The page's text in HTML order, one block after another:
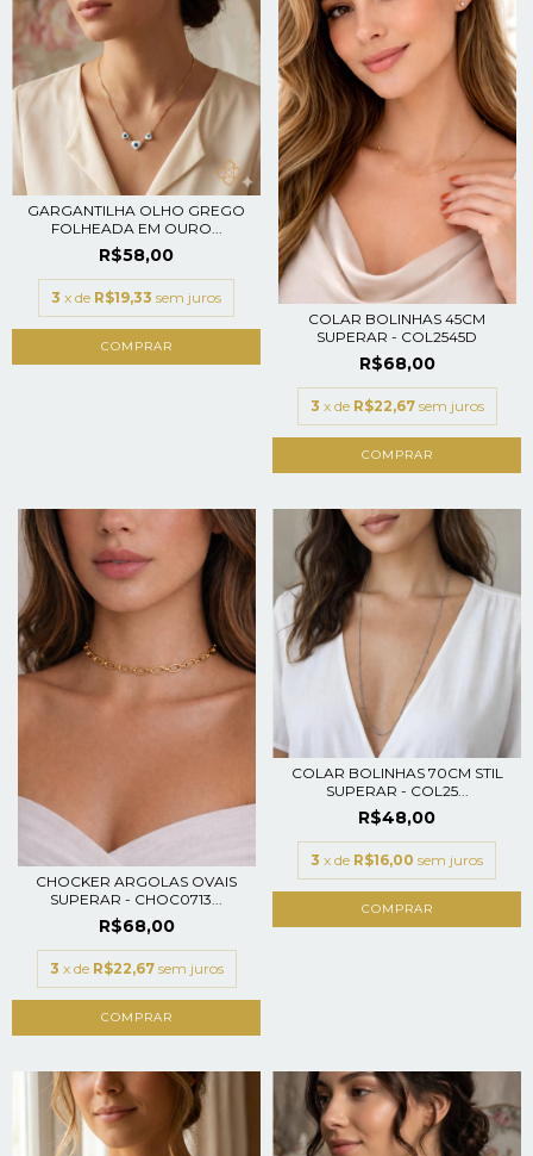
GARGANTILHA OLHO GREGO
FOLHEADA EM OURO...
R$58,00
3 x de R$19,33 sem juros
COLAR BOLINHAS 45CM
SUPERAR - COL2545D
R$68,00
3 x de R$22,67 sem juros
CHOCKER ARGOLAS OVAIS
SUPERAR - CHOC0713...
R$68,00
3 x de R$22,67 sem juros
COLAR BOLINHAS 70CM STIL
SUPERAR - COL25...
R$48,00
3 x de R$16,00 sem juros